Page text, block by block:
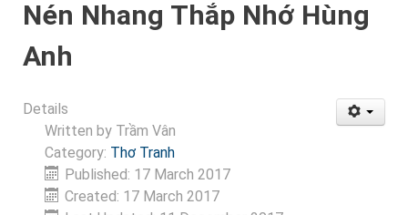
Nén Nhang Thắp Nhớ Hùng
Anh
Details
Written by Trầm Vân
Category: Thơ Tranh
Published: 17 March 2017
Created: 17 March 2017